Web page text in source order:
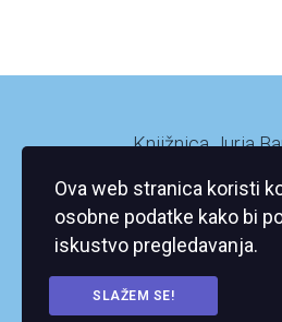
Knjižnica Jurja
23248 Ražanac
Ova web stranica koristi
osobne podatke kako bi
iskustvo pregledavanja.
SLAŽEM SE!